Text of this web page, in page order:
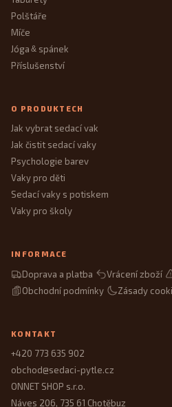
Polštáře
Míče
Jóga&spánek
Příslušenství
O PRODUKTECH
Jak vybrat sedací vak
Jak čistit sedací vaky
Psychologie barev
Vaky pro děti
Sedací vaky s potiskem
Vaky pro školy
INFORMACE
Doprava a platba Vrácení zboží
Obchodní podmínky
Zásady
KONTAKT
+420 773 635 902
obchod@sedaci-pytle.cz
ONNET SHOP s.r.o.
Náves 206, 735 61 Chotěbuz